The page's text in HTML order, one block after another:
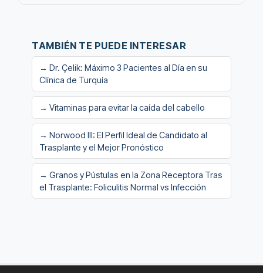
TAMBIÉN TE PUEDE INTERESAR
→ Dr. Çelik: Máximo 3 Pacientes al Día en su
Clínica de Turquía
→ Vitaminas para evitar la caída del cabello
→ Norwood III: El Perfil Ideal de Candidato al
Trasplante y el Mejor Pronóstico
→ Granos y Pústulas en la Zona Receptora Tras
el Trasplante: Foliculitis Normal vs Infección